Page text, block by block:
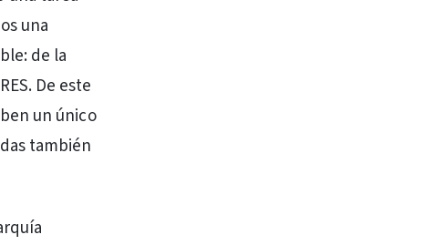
una
de la
De este
un único
también